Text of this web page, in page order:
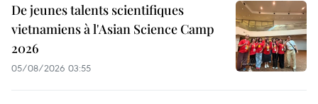
De jeunes talents scientifiques
vietnamiens à l'Asian Science Camp
2026
05/08/2026 03:55